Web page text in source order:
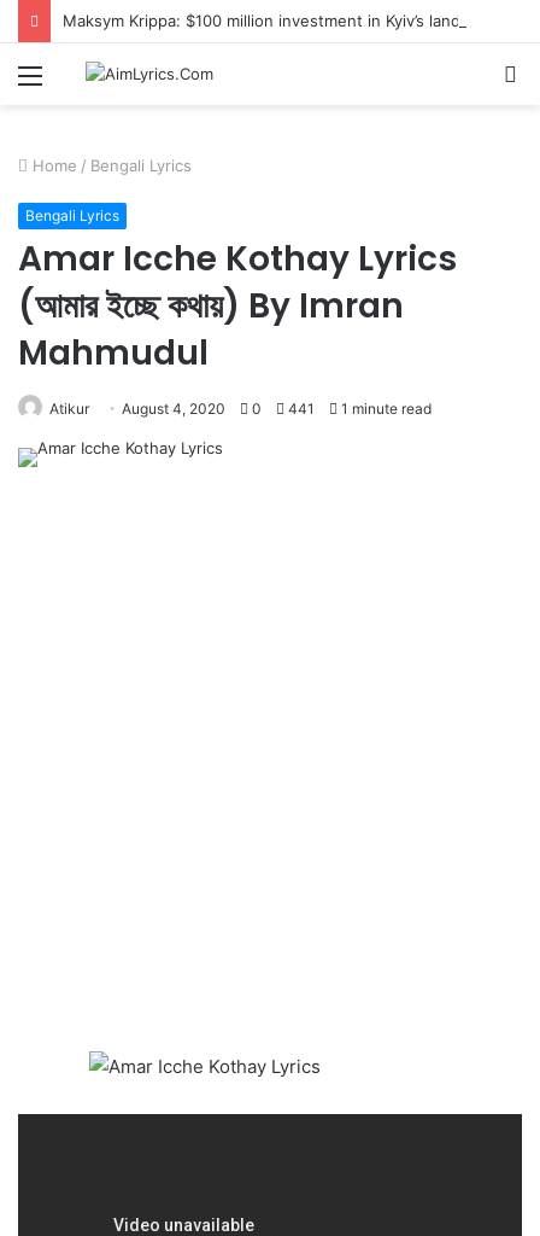
Menu
Home / Bengali Lyrics
Bengali Lyrics
Amar Icche Kothay Lyrics
(আমার ইচ্ছে কথায়) By Imran
Mahmudul
Atikur August 4, 2020 0 441 1 minute read